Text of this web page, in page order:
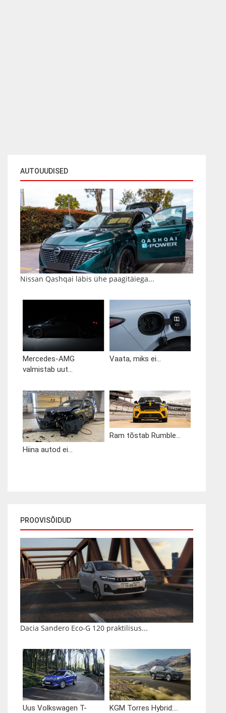
AUTOUUDISED
Nissan Qashqai läbis ühe paagitäiega...
Mercedes-AMG
valmistab uut...
Vaata, miks ei...
Hiina autod ei...
Ram tõstab Rumble...
PROOVISÕIDUD
Dacia Sandero Eco-G 120 praktilisus...
Uus Volkswagen T-
KGM Torres Hybrid:...